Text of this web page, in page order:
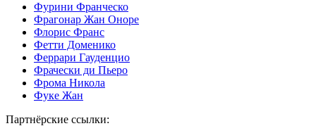
Фурини Франческо
Фрагонар Жан Оноре
Флорис Франс
Фетти Доменико
Феррари Гауденцио
Фрачески ди Пьеро
Фрома Никола
Фуке Жан
Партнёрские ссылки: